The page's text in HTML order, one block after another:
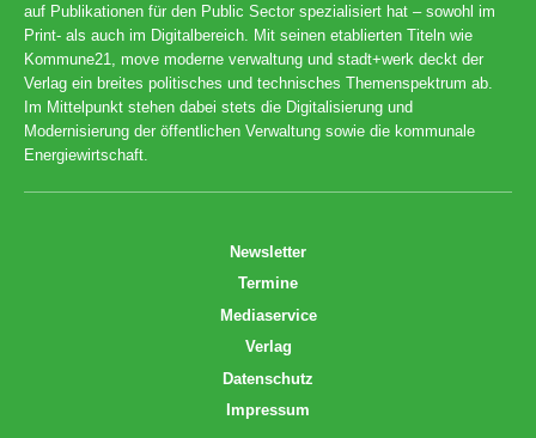
auf Publikationen für den Public Sector spezialisiert hat – sowohl im
Print- als auch im Digitalbereich. Mit seinen etablierten Titeln wie
Kommune21, move moderne verwaltung und stadt+werk deckt der
Verlag ein breites politisches und technisches Themenspektrum ab.
Im Mittelpunkt stehen dabei stets die Digitalisierung und
Modernisierung der öffentlichen Verwaltung sowie die kommunale
Energiewirtschaft.
Newsletter
Termine
Mediaservice
Verlag
Datenschutz
Impressum